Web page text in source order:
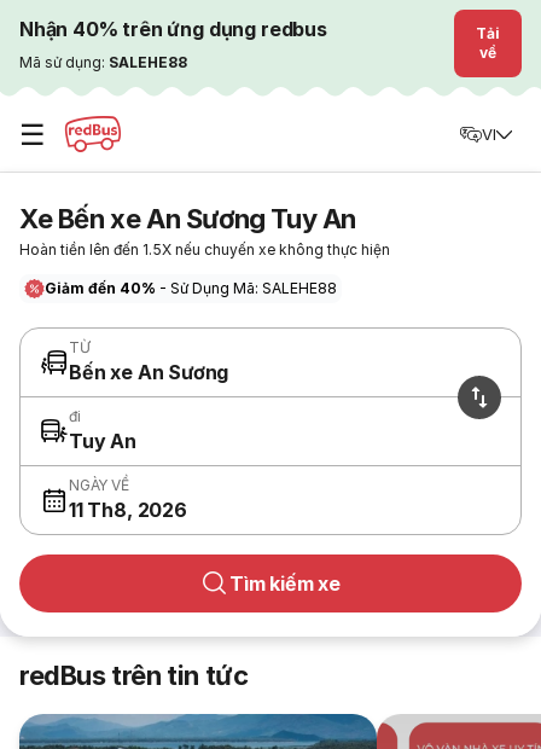
Nhận 40% trên ứng dụng redbus
Mã sử dụng: SALEHE88
Tải
về
☰ VI
Xe Bến xe An Sương Tuy An
Hoàn tiền lên đến 1.5X nếu chuyến xe không thực hiện
Giảm đến 40% - Sử Dụng Mã: SALEHE88
TỪ
Bến xe An Sương
đi
Tuy An
NGÀY VỀ
11 Th8, 2026
Tìm kiếm xe
redBus trên tin tức